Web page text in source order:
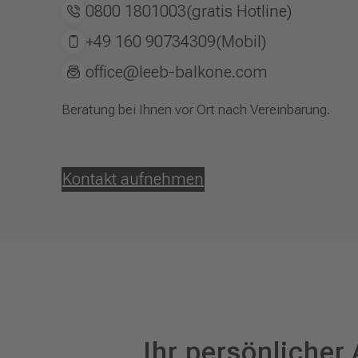
0800 1801003(gratis Hotline)
+49 160 90734309(Mobil)
office@leeb-balkone.com
Beratung bei Ihnen vor Ort nach Vereinbarung.
Kontakt aufnehmen